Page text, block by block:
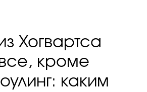
Хогвартса
кроме
каким